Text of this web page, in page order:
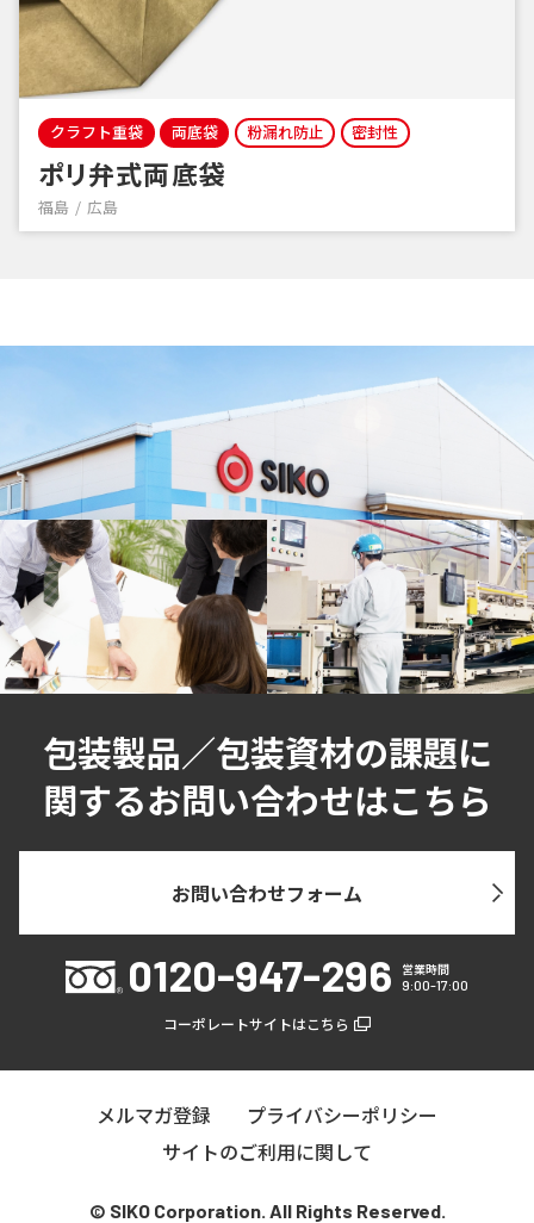
クラフト重袋 両底袋 粉漏れ防止 密封性
ポリ弁式両底袋
福島 広島
包装製品／包装資材の課題に
関するお問い合わせはこちら
お問い合わせフォーム
0120-947-296 営業時間
9:00-17:00
コーポレートサイトはこちら
メルマガ登録
プライバシーポリシー
サイトのご利用に関して
© SIKO Corporation. All Rights Reserved.